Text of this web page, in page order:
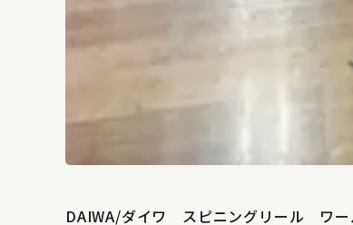
DAIWA/ダイワ スピニングリール ワー